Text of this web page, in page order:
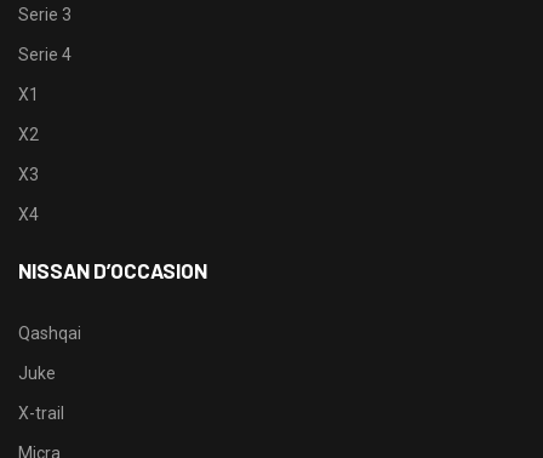
Serie 3
Serie 4
X1
X2
X3
X4
NISSAN D’OCCASION
Qashqai
Juke
X-trail
Micra